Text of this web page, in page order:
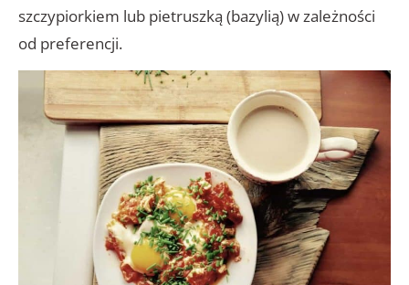
szczypiorkiem lub pietruszką (bazylią) w zależności
od preferencji.